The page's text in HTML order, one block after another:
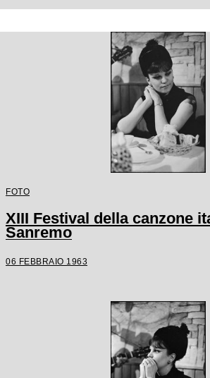
FOTO
XIII Festival della canzone
Sanremo
06 FEBBRAIO 1963